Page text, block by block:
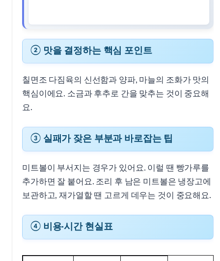
② 맛을 결정하는 핵심 포인트
칠면조 다짐육의 신선함과 양파, 마늘의 조화가 맛의
핵심이에요. 소금과 후추로 간을 맞추는 것이 중요해
요.
③ 실패가 잦은 부분과 바로잡는 팁
미트볼이 부서지는 경우가 있어요. 이럴 땐 빵가루를
추가하면 잘 붙어요. 조리 후 남은 미트볼은 냉장고에
보관하고, 재가열할 땐 고르게 데우는 것이 중요해요.
④ 비용·시간 현실표